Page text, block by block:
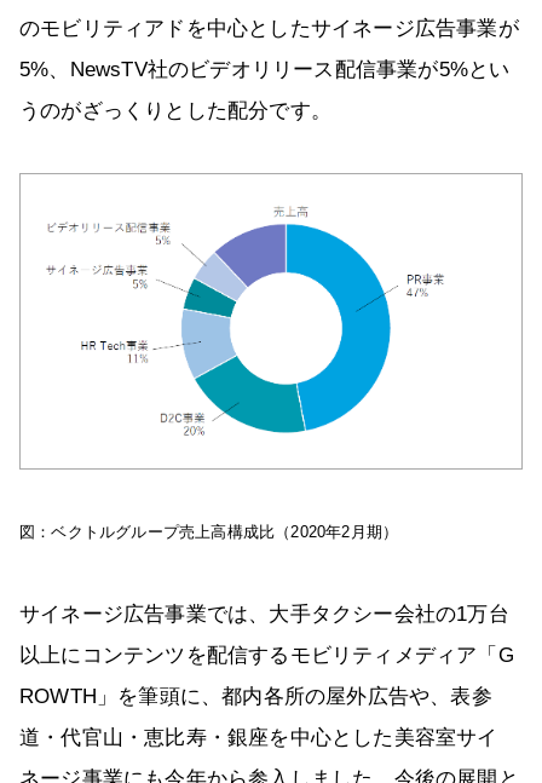
のモビリティアドを中心としたサイネージ広告事業が
5%、NewsTV社のビデオリリース配信事業が5%とい
うのがざっくりとした配分です。
図：ベクトルグループ売上高構成比（2020年2月期）
サイネージ広告事業では、大手タクシー会社の1万台
以上にコンテンツを配信するモビリティメディア「G
ROWTH」を筆頭に、都内各所の屋外広告や、表参
道・代官山・恵比寿・銀座を中心とした美容室サイ